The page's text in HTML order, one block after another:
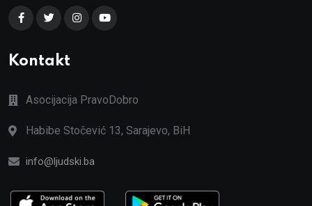
Kontakt
Asocijacija PravoDobro
Habibe Stočević 13, Sarajevo, BiH
info@ljudski.ba